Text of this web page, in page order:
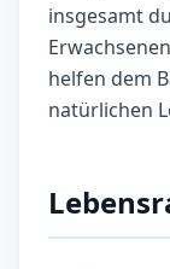
insgesamt
helfen dem
natürlichen